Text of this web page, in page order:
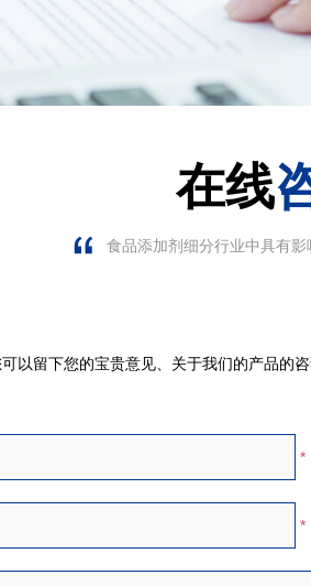
在线
食品添加剂细分行业中具有
留下您的宝贵意见、关于我们的产品的
*
*